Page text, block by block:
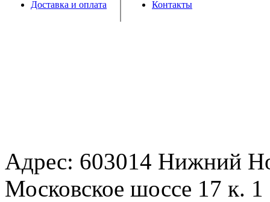
Доставка и оплата Контакты
Адрес: 603014 Нижний
Московское шоссе 17 к.